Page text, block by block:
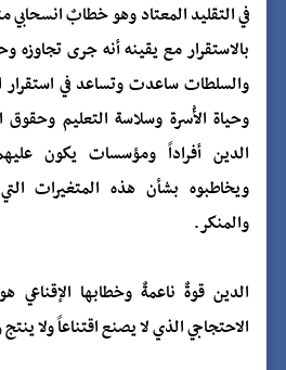
في التقليد المعتاد وهو خطابٌ
بالاستقرار مع يقينه أنه جرى
والسلطات ساعدت وتساعد في استقرار
وحياة الأُسرة وسلاسة التعليم وحقوق
الدين أفراداً ومؤسسات يكون
ويخاطبوه بشأن هذه المتغيرات
والمنكر.
الدين قوةٌ ناعمةٌ وخطابها
الاحتجاجي الذي لا يصنع اقتناعاً ولا